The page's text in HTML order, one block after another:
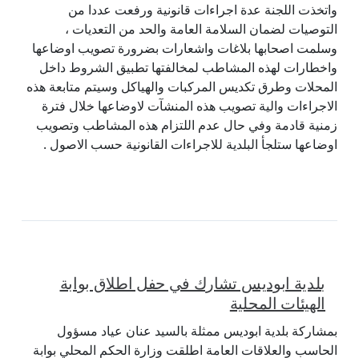
واتخذت اللجنة عدة اجراءات قانونية ورفعت عددا من
التوصيات لضمان السلامة العامة والحد من التعديات ،
وسلمت اصحابها بلاغات واشعارات بضرورة تصويب اوضاعها
واخطارات لهذه المشاطب لمخالفتها تطبيق الشروط داخل
المحلات وطرق تكديس المركبات والهياكل وسيتم متابعة هذه
الاجراءات والية تصويب هذه المنشآت لاوضاعها خلال فترة
زمنية قادمة وفي حال عدم اللتزام هذه المشاطب وتصويب
اوضاعها ستلجأ البلدية للاجراءات القانونية حسب الاصول .
بلدية ابوديس تشارك في حفل اطلاق بوابة
الهيئات المحلية
بمشاركة بلدية ابوديس ممثلة بالسيد عنان عياد مسؤول
الحاسب والعلاقات العامة اطلقت وزارة الحكم المحلي بوابة